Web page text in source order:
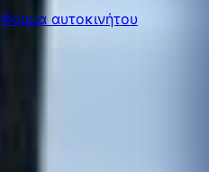
Φόρμα αυτοκινήτου